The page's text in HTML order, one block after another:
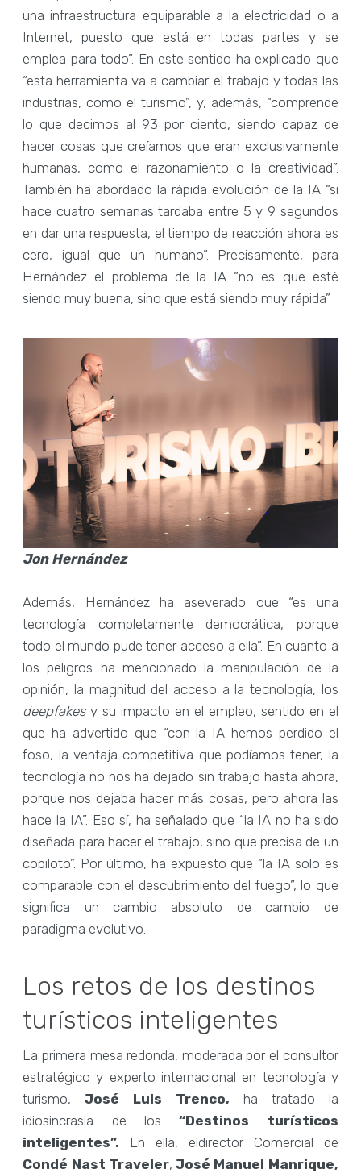
una infraestructura equiparable a la electricidad o a
Internet, puesto que está en todas partes y se
emplea para todo”. En este sentido ha explicado que
“esta herramienta va a cambiar el trabajo y todas las
industrias, como el turismo”, y, además, “comprende
lo que decimos al 93 por ciento, siendo capaz de
hacer cosas que creíamos que eran exclusivamente
humanas, como el razonamiento o la creatividad”.
También ha abordado la rápida evolución de la IA “si
hace cuatro semanas tardaba entre 5 y 9 segundos
en dar una respuesta, el tiempo de reacción ahora es
cero, igual que un humano”. Precisamente, para
Hernández el problema de la IA “no es que esté
siendo muy buena, sino que está siendo muy rápida”.
Jon Hernández
Además, Hernández ha aseverado que “es una
tecnología completamente democrática, porque
todo el mundo pude tener acceso a ella”. En cuanto a
los peligros ha mencionado la manipulación de la
opinión, la magnitud del acceso a la tecnología, los
deepfakesy su impacto en el empleo, sentido en el
que ha advertido que “con la IA hemos perdido el
foso, la ventaja competitiva que podíamos tener, la
tecnología no nos ha dejado sin trabajo hasta ahora,
porque nos dejaba hacer más cosas, pero ahora las
hace la IA”. Eso sí, ha señalado que “la IA no ha sido
diseñada para hacer el trabajo, sino que precisa de un
copiloto”. Por último, ha expuesto que “la IA solo es
comparable con el descubrimiento del fuego”, lo que
significa un cambio absoluto de cambio de
paradigma evolutivo.
Los retos de los destinos
turísticos inteligentes
La primera mesa redonda, moderada por el consultor
estratégico y experto internacional en tecnología y
turismo,José Luis Trenco, ha tratado la
idiosincrasia de los“Destinos turísticos
inteligentes”. En ella, eldirector Comercial de
Condé Nast Traveler,José Manuel Manrique,